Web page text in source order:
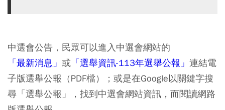
中選會公告，民眾可以進入中選會網站的
「最新消息」 或 「選舉資訊-113年選舉公報」 連結電
子版選舉公報（PDF檔）；或是在Google以關鍵字搜
尋「選舉公報」，找到中選會網站資訊，而閱讀網路